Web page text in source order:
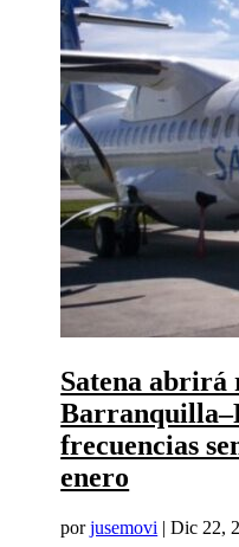
Satena abrirá
frecuencias
enero
porjusemovi |Dic 22,